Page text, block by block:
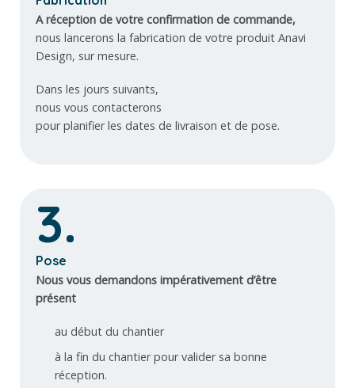
A réception de votre confirmation de commande,
nous lancerons la fabrication de votre produit Anavi
Design, sur mesure.
Dans les jours suivants,
nous vous contacterons
pour planifier les dates de livraison et de pose.
3.
Pose
Nous vous demandons impérativement d’être
présent
au début du chantier
à la fin du chantier pour valider sa bonne
réception.